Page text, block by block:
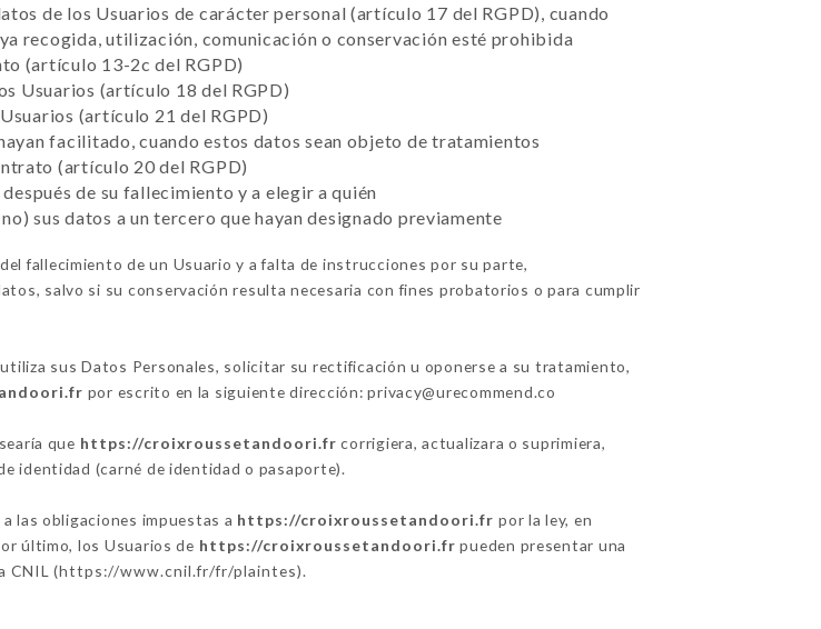
de los Usuarios de carácter personal (artículo 17 del RGPD), cuando
recogida, utilización, comunicación o conservación esté prohibida
(artículo 13-2c del RGPD)
Usuarios (artículo 18 del RGPD)
(artículo 21 del RGPD)
facilitado, cuando estos datos sean objeto de tratamientos
(artículo 20 del RGPD)
de su fallecimiento y a elegir a quién
sus datos a un tercero que hayan designado previamente
fallecimiento de un Usuario y a falta de instrucciones por su parte,
salvo si su conservación resulta necesaria con fines probatorios o para cumplir
utiliza sus Datos Personales, solicitar su rectificación u oponerse a su tratamiento,
por escrito en la siguiente dirección: privacy@urecommend.co
que https://croixroussetandoori.fr corrigiera, actualizara o suprimiera,
identidad (carné de identidad o pasaporte).
las obligaciones impuestas a https://croixroussetandoori.fr por la ley, en
último, los Usuarios de https://croixroussetandoori.fr pueden presentar una
CNIL (https://www.cnil.fr/fr/plaintes).